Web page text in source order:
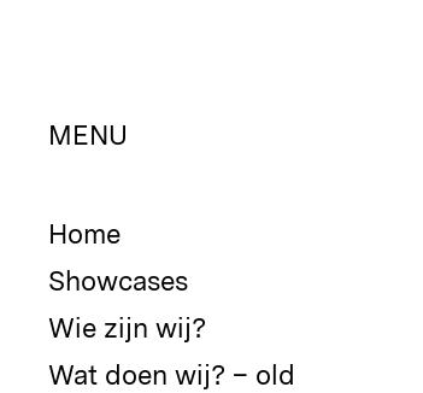
MENU
Home
Showcases
Wie zijn wij?
Wat doen wij? – old